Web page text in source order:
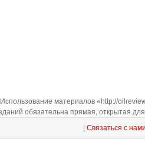
Использование материалов «http://
обязательна прямая, открытая
Связаться с